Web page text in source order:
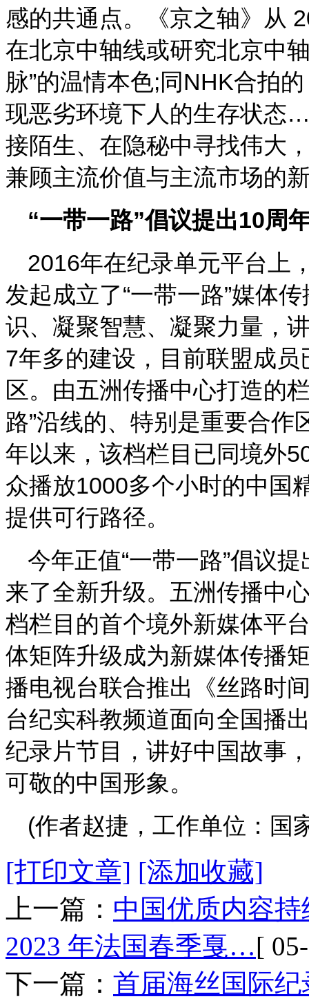
感的共通点。《京之轴》从
在北京中轴线或研究北京中
脉”的温情本色;同NHK合拍
现恶劣环境下人的生存状态
接陌生、在隐秘中寻找伟大
兼顾主流价值与主流市场的
“一带一路”倡议提出10周
2016年在纪录单元平台上
发起成立了“一带一路”媒体
识、凝聚智慧、凝聚力量，
7年多的建设，目前联盟成
区。由五洲传播中心打造的
路”沿线的、特别是重要合
年以来，该档栏目已同境外
众播放1000多个小时的中国
提供可行路径。
今年正值“一带一路”倡议
来了全新升级。五洲传播中
档栏目的首个境外新媒体平
体矩阵升级成为新媒体传播
播电视台联合推出《丝路时
台纪实科教频道面向全国播
纪录片节目，讲好中国故事
可敬的中国形象。
(作者赵捷，工作单位：国
[打印文章] [添加收藏]
上一篇： 中国优质内容
2023 年法国春季戛…[
下一篇： 首届海丝国际